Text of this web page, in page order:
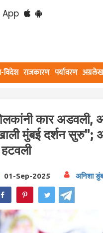
विदेश राजकारण पर्यावरण अग्रलेख
कार अडवली,
मुंबई दर्शन सुरु";
01-Sep-2025 अनिशा